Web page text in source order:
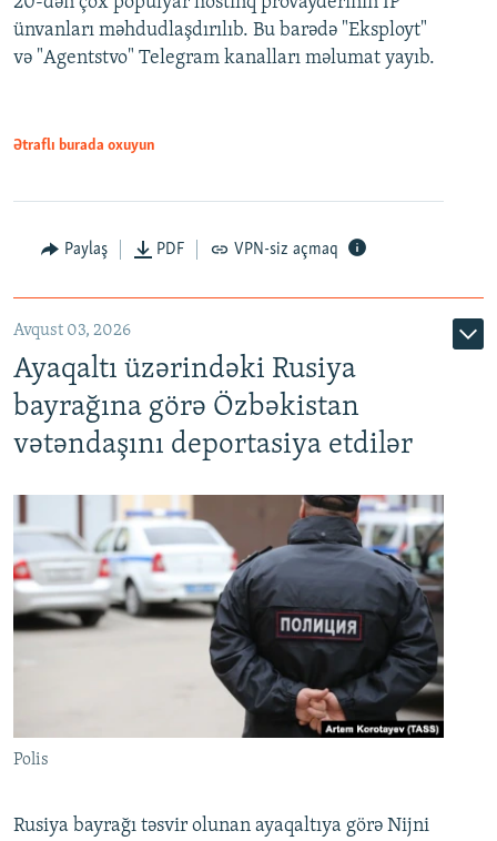
ünvanları məhdudlaşdırılıb. Bu barədə "Eksployt"
və "Agentstvo" Telegram kanalları məlumat yayıb.
Ətraflı burada oxuyun
Paylaş PDF VPN-siz açmaq
Avqust 03, 2026
Ayaqaltı üzərindəki Rusiya
bayrağına görə Özbəkistan
vətəndaşını deportasiya etdilər
Polis
Rusiya bayrağı təsvir olunan ayaqaltıya görə Nijni